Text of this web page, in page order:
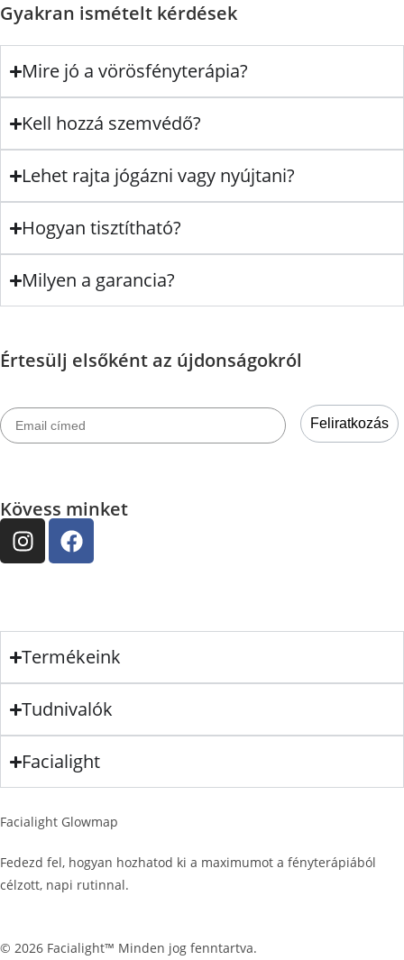
Gyakran ismételt kérdések
Mire jó a vörösfényterápia?
Kell hozzá szemvédő?
Lehet rajta jógázni vagy nyújtani?
Hogyan tisztítható?
Milyen a garancia?
Értesülj elsőként az újdonságokról
Email címed
Feliratkozás
Kövess minket
Termékeink
Tudnivalók
Facialight
Facialight Glowmap
Fedezd fel, hogyan hozhatod ki a maximumot a fényterápiából
célzott, napi rutinnal.
© 2026 Facialight™ Minden jog fenntartva.